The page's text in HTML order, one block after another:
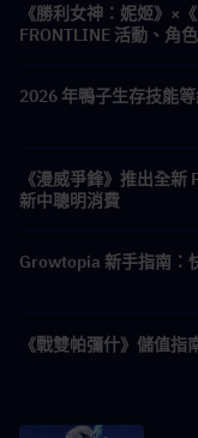
《勝利女神：妮姬》×
FRONTLINE 活動、角
2026 年鴨子生存技能
《漫威爭鋒》推出全新
新中聰明消費
Growtopia 新手指南：
《戰雙帕彌什》儲值